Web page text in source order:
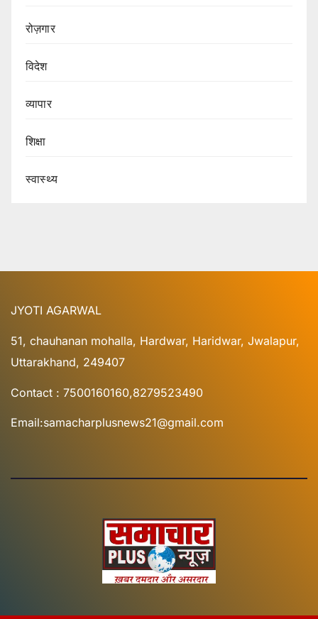
रोज़गार
विदेश
व्यापार
शिक्षा
स्वास्थ्य
JYOTI AGARWAL
51, chauhanan mohalla, Hardwar, Haridwar, Jwalapur,
Uttarakhand, 249407
Contact : 7500160160,8279523490
Email:samacharplusnews21@gmail.com